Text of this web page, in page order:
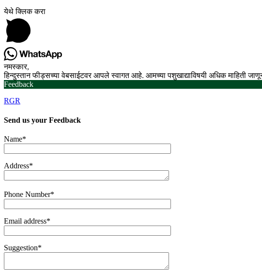
येथे क्लिक करा
नमस्कार,
हिन्दुस्तान फीड्सच्या वेबसाईटवर आपले स्वागत आहे. आमच्या पशुखाद्याविषयी अधिक माहिती
Feedback
RGR
Send us your Feedback
Name*
Address*
Phone Number*
Email address*
Suggestion*